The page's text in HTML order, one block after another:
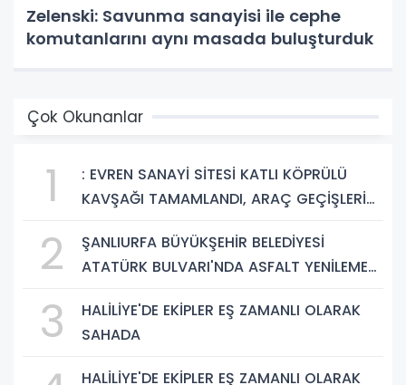
Zelenski: Savunma sanayisi ile cephe
komutanlarını aynı masada buluşturduk
Çok Okunanlar
1
: EVREN SANAYİ SİTESİ KATLI KÖPRÜLÜ
KAVŞAĞI TAMAMLANDI, ARAÇ GEÇİŞLERİ
2
ŞANLIURFA BÜYÜKŞEHİR BELEDİYESİ
ATATÜRK BULVARI'NDA ASFALT YENİLEME
3
HALİLİYE'DE EKİPLER EŞ ZAMANLI OLARAK
SAHADA
HALİLİYE'DE EKİPLER EŞ ZAMANLI OLARAK